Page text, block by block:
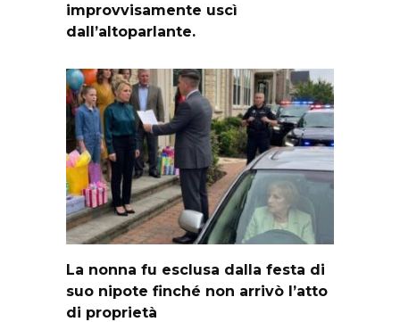
improvvisamente uscì
dall’altoparlante.
La nonna fu esclusa dalla festa di
suo nipote finché non arrivò l’atto
di proprietà